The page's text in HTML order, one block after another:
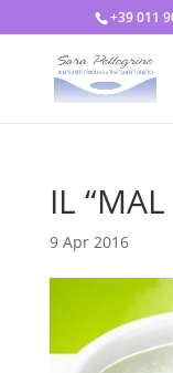
+39 011
IL
9 Apr 2016